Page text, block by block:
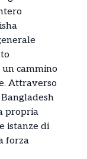
cammino
Attraverso
propria
istanze di
forza